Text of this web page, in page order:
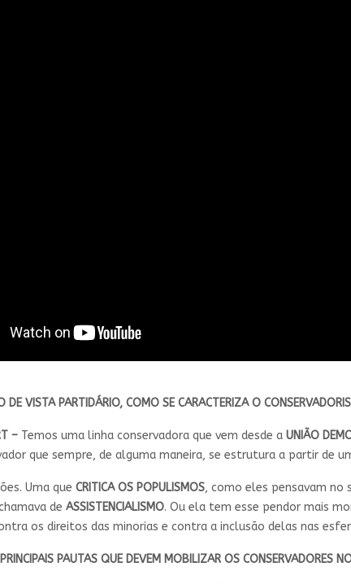
DE VISTA PARTIDÁRIO, COMO SE CARACTERIZA O
– Temos uma linha conservadora que vem desde a UNIÃO
que sempre, de alguma maneira, se estrutura a partir de
Uma que CRITICA OS POPULISMOS, como eles pensavam no
de ASSISTENCIALISMO. Ou ela tem esse pendor mais
os direitos das minorias e contra a inclusão delas nas
PAUTAS QUE DEVEM MOBILIZAR OS CONSERVADORES